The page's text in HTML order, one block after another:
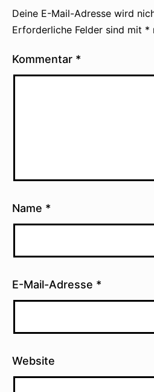
Deine E-Mail-Adresse wird
Erforderliche Felder sind mit *
Kommentar *
Name *
E-Mail-Adresse *
Website